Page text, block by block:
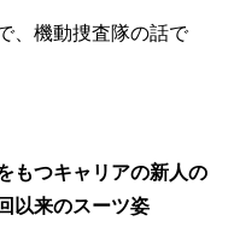
、機動捜査隊の話で
もつキャリアの新人の
以来のスーツ姿